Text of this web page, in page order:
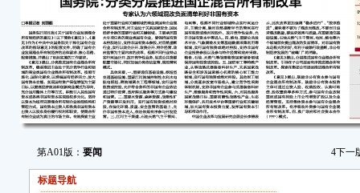
第A01版： 要闻 4下一
标题导航